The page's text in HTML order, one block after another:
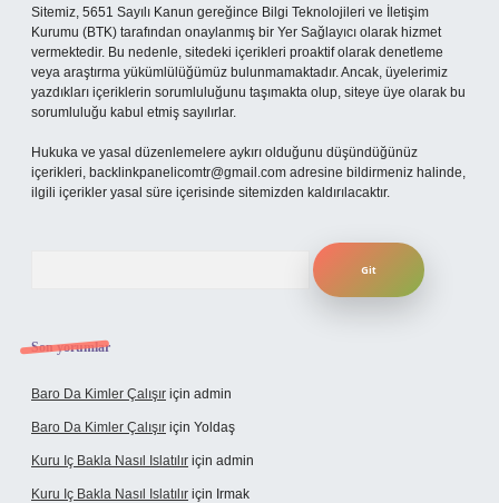
Sitemiz, 5651 Sayılı Kanun gereğince Bilgi Teknolojileri ve İletişim
Kurumu (BTK) tarafından onaylanmış bir Yer Sağlayıcı olarak hizmet
vermektedir. Bu nedenle, sitedeki içerikleri proaktif olarak denetleme
veya araştırma yükümlülüğümüz bulunmamaktadır. Ancak, üyelerimiz
yazdıkları içeriklerin sorumluluğunu taşımakta olup, siteye üye olarak bu
sorumluluğu kabul etmiş sayılırlar.
Hukuka ve yasal düzenlemelere aykırı olduğunu düşündüğünüz
içerikleri, backlinkpanelicomtr@gmail.com adresine bildirmeniz halinde,
ilgili içerikler yasal süre içerisinde sitemizden kaldırılacaktır.
Son yorumlar
Baro Da Kimler Çalışır için admin
Baro Da Kimler Çalışır için Yoldaş
Kuru Iç Bakla Nasıl Islatılır için admin
Kuru Iç Bakla Nasıl Islatılır için Irmak